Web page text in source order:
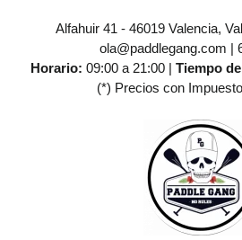
Alfahuir 41 - 46019 Valencia,
ola@paddlegang.com |
Horario: 09:00 a 21:00 | Tiempo
(*) Precios con